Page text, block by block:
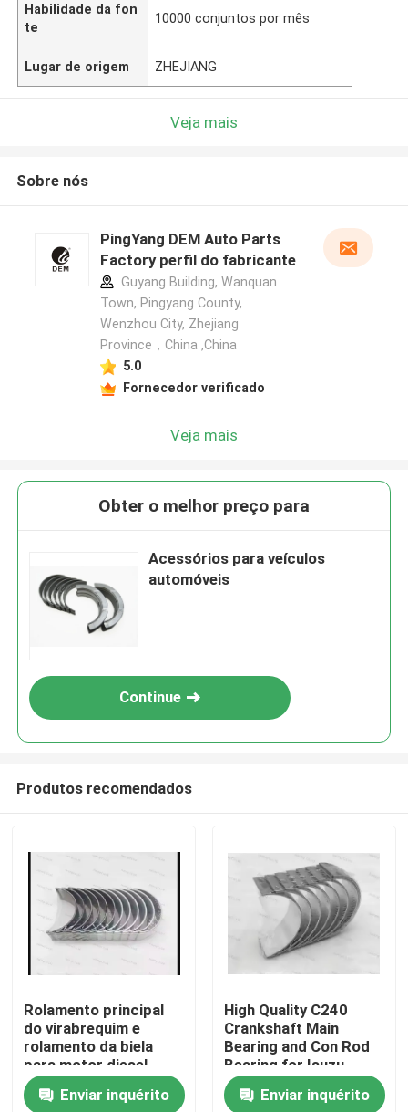
Habilidade da fon
te
10000 conjuntos por mês
Lugar de origem ZHEJIANG
Veja mais
Sobre nós
PingYang DEM Auto Parts
Factory perfil do fabricante
Guyang Building, Wanquan
Town, Pingyang County,
Wenzhou City, Zhejiang
Province，China ,China
5.0
Fornecedor verificado
Veja mais
Obter o melhor preço para
Acessórios para veículos
automóveis
Continue
Produtos recomendados
Rolamento principal
do virabrequim e
rolamento da biela
para motor diesel
6D114, peça 3950661
3945918Enviar inquérito
High Quality C240
Crankshaft Main
Bearing and Con Rod
Bearing for Isuzu
Motor Diesel Engine
Part Enviar inquérito